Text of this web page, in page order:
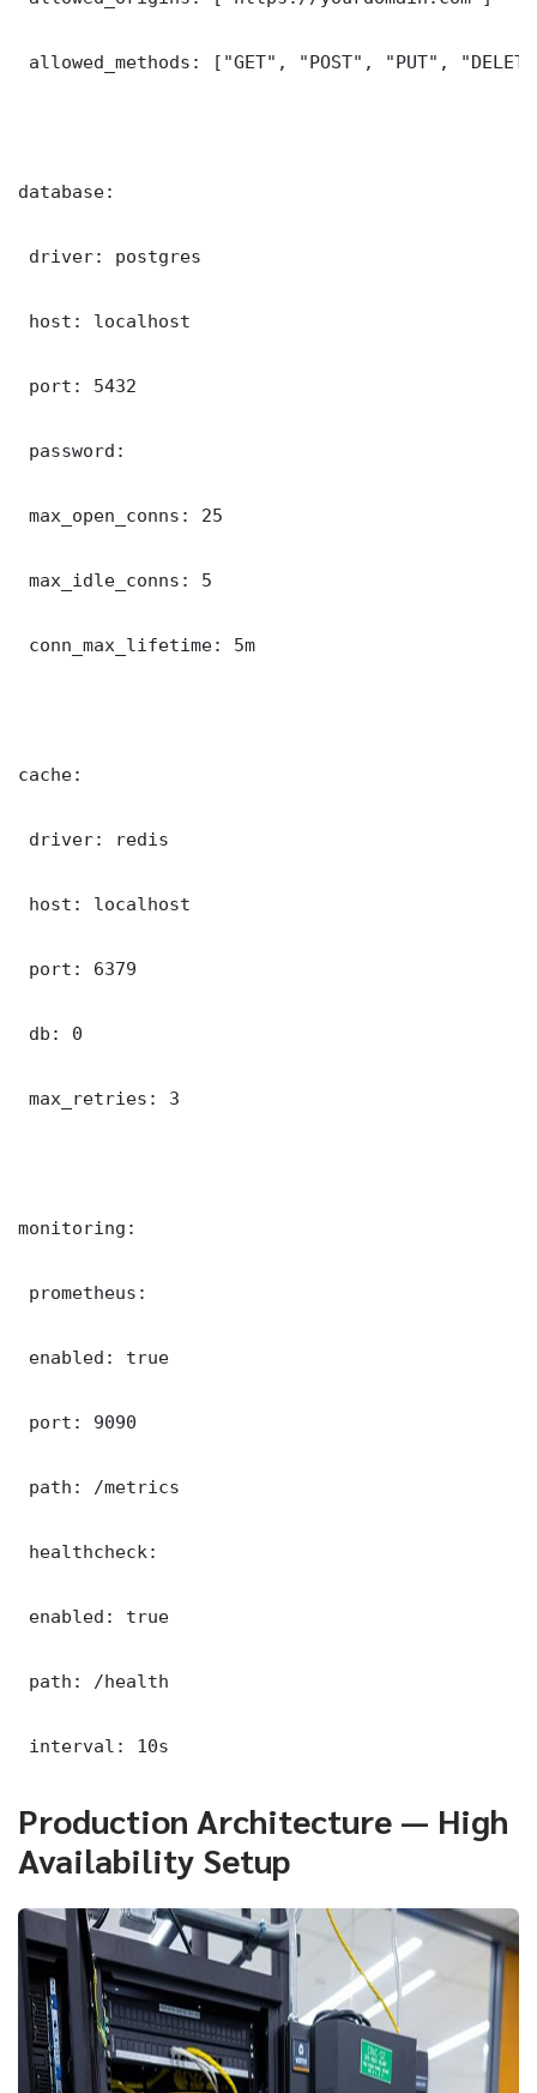
allowed_methods: ["GET", "POST", "PUT",
database:
driver: postgres
host: localhost
port: 5432
password:
max_open_conns: 25
max_idle_conns: 5
conn_max_lifetime: 5m
cache:
driver: redis
host: localhost
port: 6379
db: 0
max_retries: 3
monitoring:
prometheus:
enabled: true
port: 9090
path: /metrics
healthcheck:
enabled: true
path: /health
interval: 10s
Production Architecture — High
Availability Setup